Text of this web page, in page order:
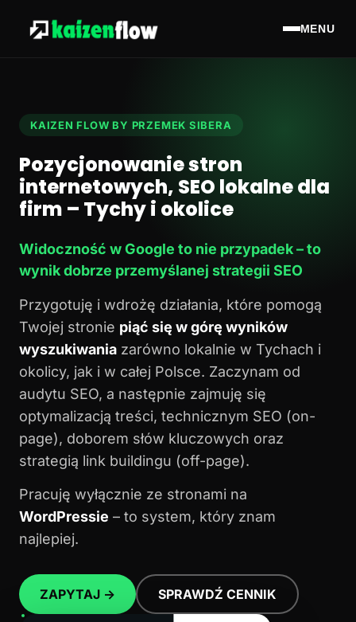
MENU
KAIZEN FLOW BY PRZEMEK SIBERA
Pozycjonowanie stron
internetowych, SEO lokalne dla
firm – Tychy i okolice
Widoczność w Google to nie przypadek – to
wynik dobrze przemyślanej strategii SEO
Przygotuję i wdrożę działania, które pomogą
Twojej stronie piąć się w górę wyników
wyszukiwania zarówno lokalnie w Tychach i
okolicy, jak i w całej Polsce. Zaczynam od
audytu SEO, a następnie zajmuję się
optymalizacją treści, technicznym SEO (on-
page), doborem słów kluczowych oraz
strategią link buildingu (off-page).
Pracuję wyłącznie ze stronami na
WordPressie – to system, który znam
najlepiej.
ZAPYTAJ → SPRAWDŹ CENNIK